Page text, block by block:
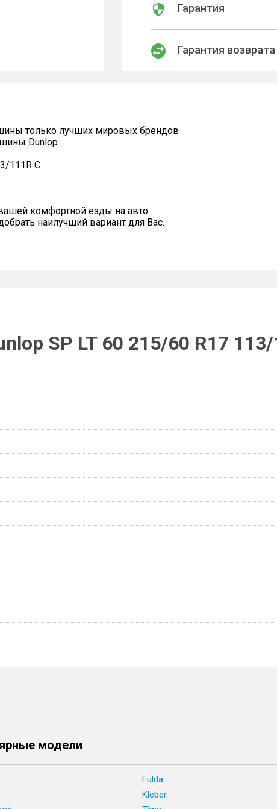
Гарантия
Гарантия возврата
только лучших мировых брендов
Dunlop
111R C
комфортной езды на авто
наилучший вариант для Вас.
SP LT 60 215/60 R17 113/
модели
Fulda
Kleber